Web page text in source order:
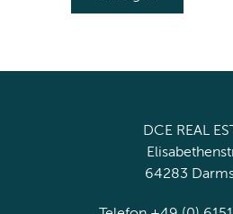
DCE REAL
64283